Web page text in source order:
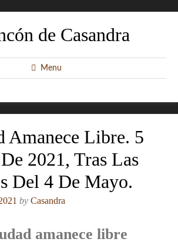
de Casandra
Menu
Amanece Libre. 5
2021, Tras Las
Del 4 De Mayo.
by Casandra
amanece libre